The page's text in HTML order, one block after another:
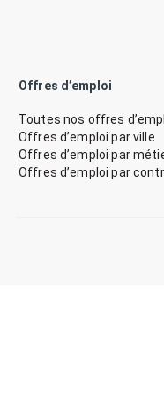
Offres d’emploi
Toutes nos offres
Offres d’emploi par ville
Offres d’emploi par
Offres d’emploi par